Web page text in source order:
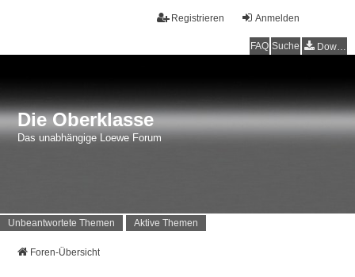
Anmelden
Registrieren
FAQ Suche Downloads
Die Oberklasse
Das unabhängige Loewe Forum
Unbeantwortete Themen Aktive Themen
Foren-Übersicht